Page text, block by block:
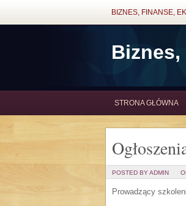
BIZNES, FINANSE,
STRONA GŁÓWNA
POSTED BY ADMIN
Prowadzący